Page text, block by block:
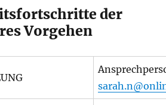
der
Vorgehen